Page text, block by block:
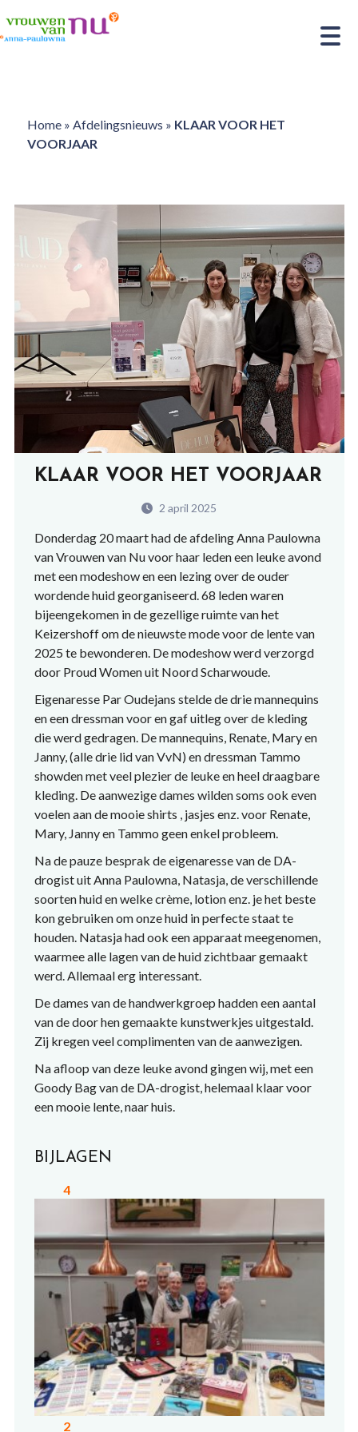
Home» Afdelingsnieuws » KLAAR VOOR HET
VOORJAAR
KLAAR VOOR HET VOORJAAR
2 april 2025
Donderdag 20 maart had de afdeling Anna Paulowna
van Vrouwen van Nu voor haar leden een leuke avond
met een modeshow en een lezing over de ouder
wordende huid georganiseerd.68 leden waren
bijeengekomen in de gezellige ruimte van het
Keizershoff om de nieuwste mode voor de lente van
2025 te bewonderen. De modeshow werd verzorgd
door Proud Women uit Noord Scharwoude.
Eigenaresse Par Oudejans stelde de drie mannequins
en een dressman voor en gaf uitleg over de kleding
die werd gedragen. De mannequins, Renate, Mary en
Janny, (alle drie lid van VvN) en dressman Tammo
showden met veel plezier de leuke en heel draagbare
kleding. De aanwezige dames wilden soms ook even
voelen aan de mooie shirts , jasjes enz. voor Renate,
Mary, Janny en Tammo geen enkel probleem.
Na de pauze besprak de eigenaresse van de DA-
drogist uit Anna Paulowna, Natasja, de verschillende
soorten huid en welke crème, lotion enz. je het beste
kon gebruiken om onze huid in perfecte staat te
houden. Natasja had ook een apparaat meegenomen,
waarmee alle lagen van de huid zichtbaar gemaakt
werd. Allemaal erg interessant.
De dames van de handwerkgroep hadden een aantal
van de door hen gemaakte kunstwerkjes uitgestald.
Zij kregen veel complimenten van de aanwezigen.
Na afloop van deze leuke avond gingen wij, met een
Goody Bag van de DA-drogist, helemaal klaar voor
een mooie lente, naar huis.
BIJLAGEN
4
2